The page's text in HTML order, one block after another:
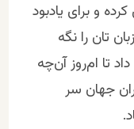
و برای یاد‌بود
تان را نگه‌
تا ام‌روز آن‌چه
جهان سر